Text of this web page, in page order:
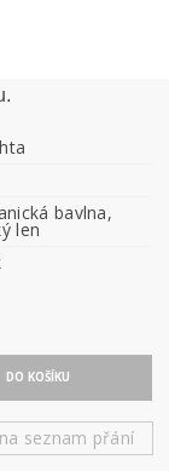
bavlna,
len
seznam přání